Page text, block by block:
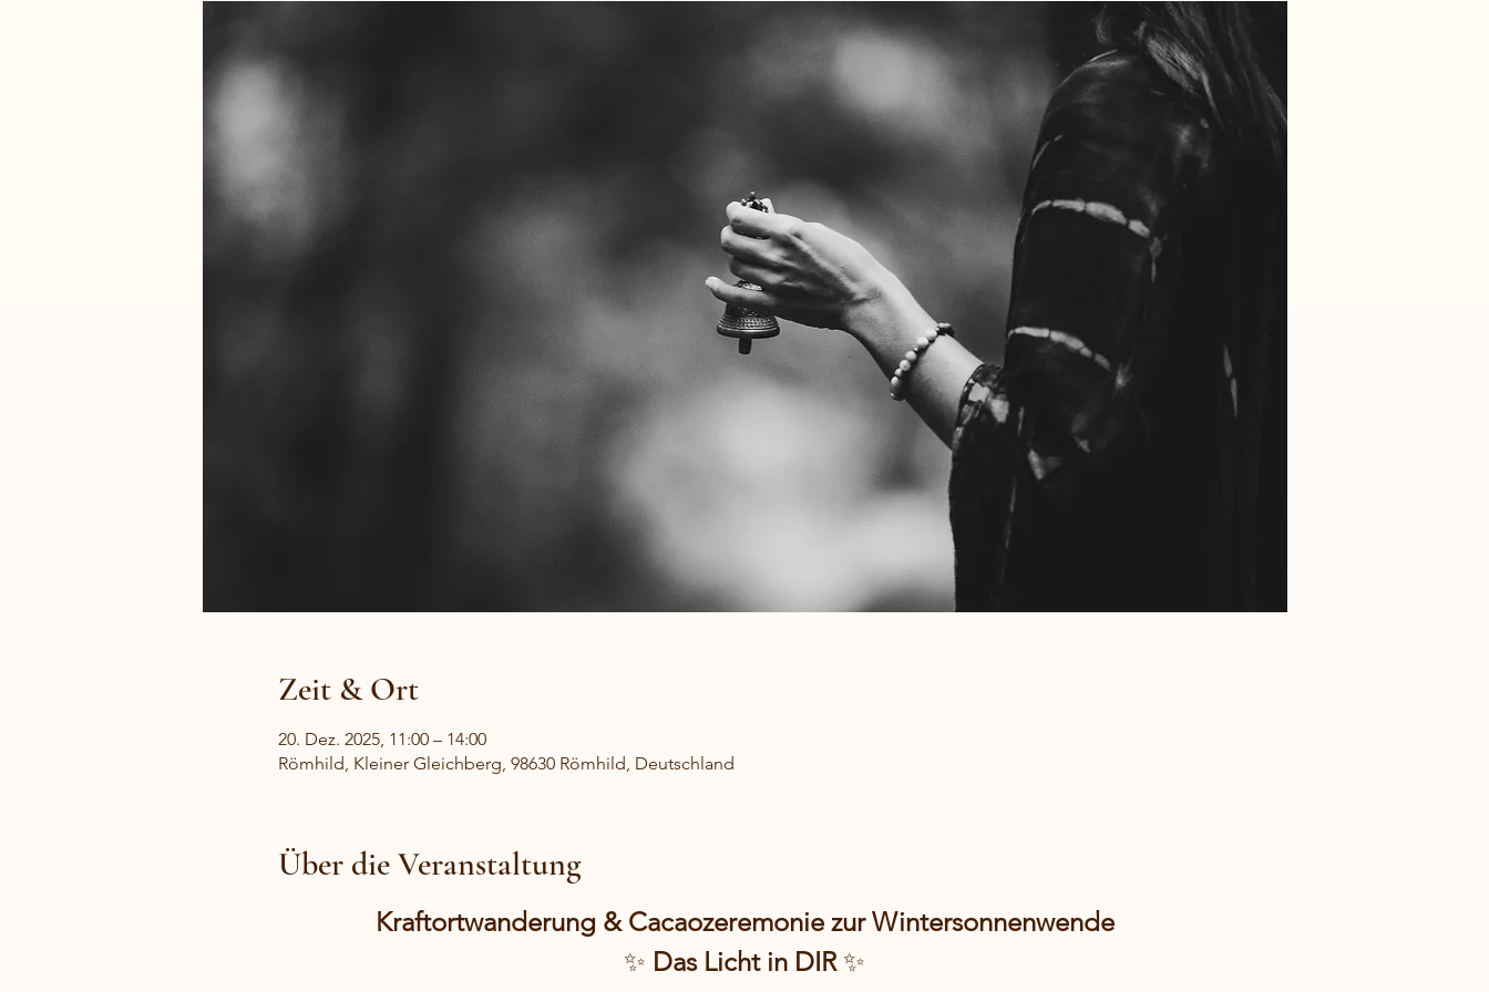
Zeit & Ort
20. Dez. 2025, 11:00 – 14:00
Römhild, Kleiner Gleichberg, 98630 Römhild, Deutschland
Über die Veranstaltung
Kraftortwanderung & Cacaozeremonie zur Wintersonnenwende
✨ Das Licht in DIR ✨